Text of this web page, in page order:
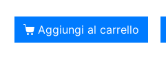
Aggiungi al carrello